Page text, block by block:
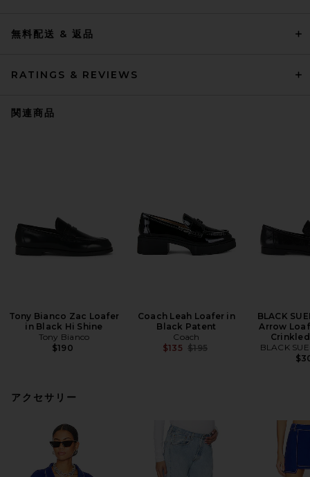
無料配送 & 返品
RATINGS & REVIEWS
関連商品
Tony Bianco Zac Loafer
in Black Hi Shine
Tony Bianco
$190
Coach Leah Loafer in
Black Patent
Coach
$135 Previous price:
$195
BLACK
Arrow
BLACK
アクセサリー